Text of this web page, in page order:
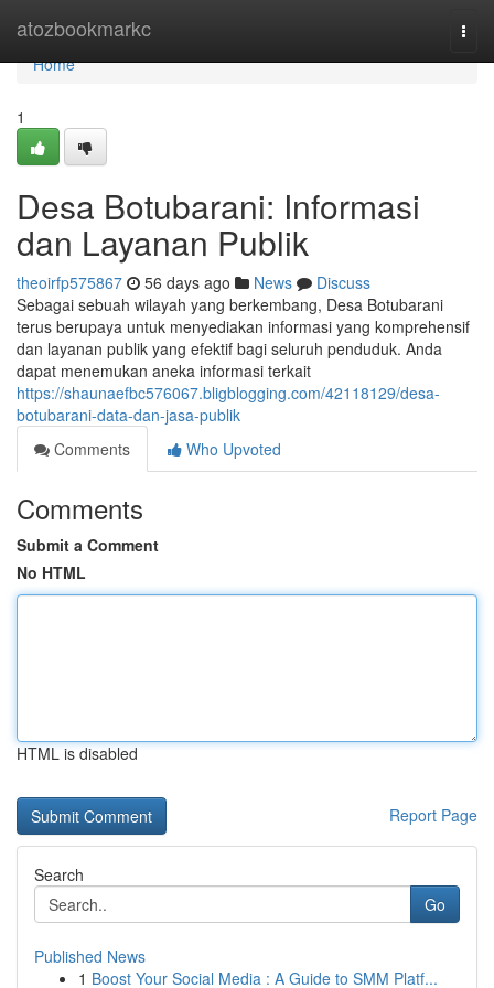
atozbookmarkc
Home
Home
1
Desa Botubarani: Informasi
dan Layanan Publik
theoirfp575867 56 days ago News
Discuss
Sebagai sebuah wilayah yang berkembang, Desa Botubarani
terus berupaya untuk menyediakan informasi yang komprehensif
dan layanan publik yang efektif bagi seluruh penduduk. Anda
dapat menemukan aneka informasi terkait
https://shaunaefbc576067.bligblogging.com/42118129/desa-
botubarani-data-dan-jasa-publik
Comments
Who Upvoted
Comments
Submit a Comment
No HTML
HTML is disabled
Report Page
Search
Go
Published News
1 Boost Your Social Media : A Guide to SMM Platf...